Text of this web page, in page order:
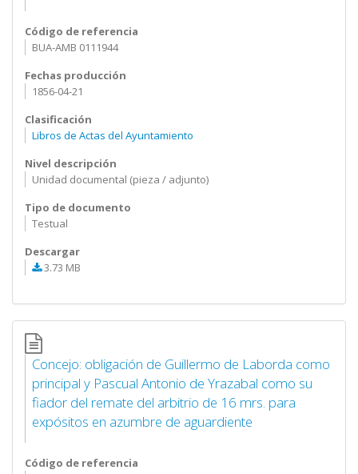
Código de referencia
BUA-AMB 0111944
Fechas producción
1856-04-21
Clasificación
Libros de Actas del Ayuntamiento
Nivel descripción
Unidad documental (pieza / adjunto)
Tipo de documento
Testual
Descargar
3.73 MB
Concejo: obligación de Guillermo de Laborda como
principal y Pascual Antonio de Yrazabal como su
fiador del remate del arbitrio de 16 mrs. para
expósitos en azumbre de aguardiente
Código de referencia